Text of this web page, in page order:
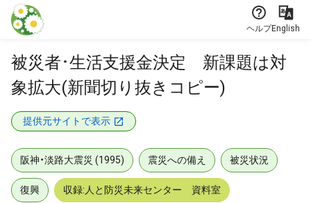
本文に飛ぶ
ヘルプEnglish
被災者･生活支援金決定 新課題は対
象拡大(新聞切り抜きコピー)
提供元サイトで表示
阪神・淡路大震災 (1995) 震災への備え 被災状況
復興 収録:人と防災未来センター 資料室